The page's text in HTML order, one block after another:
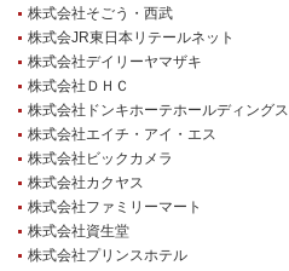
株式会社そごう・西武
株式会JR東日本リテールネット
株式会社デイリーヤマザキ
株式会社ＤＨＣ
株式会社ドンキホーテホールディングス
株式会社エイチ・アイ・エス
株式会社ビックカメラ
株式会社カクヤス
株式会社ファミリーマート
株式会社資生堂
株式会社プリンスホテル